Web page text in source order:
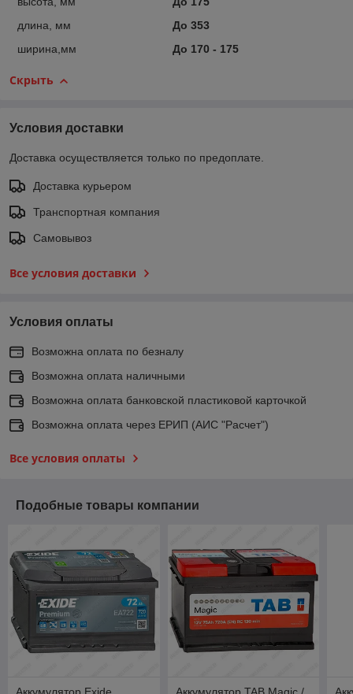
длина, мм
До 353
ширина,мм
До 170 - 175
Скрыть
Условия доставки
Доставка осуществляется только по предоплате.
Доставка курьером
Транспортная компания
Самовывоз
Все условия доставки
Условия оплаты
Возможна оплата по безналу
Возможна оплата наличными
Возможна оплата банковской пластиковой карточкой
Возможна оплата через ЕРИП (АИС "Расчет")
Все условия оплаты
Подобные товары компании